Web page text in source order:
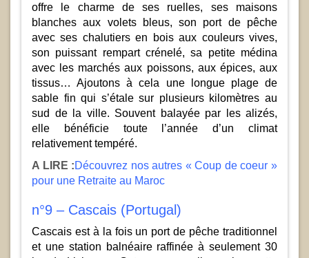
offre le charme de ses ruelles, ses maisons
blanches aux volets bleus, son port de pêche
avec ses chalutiers en bois aux couleurs vives,
son puissant rempart crénelé, sa petite médina
avec les marchés aux poissons, aux épices, aux
tissus… Ajoutons à cela une longue plage de
sable fin qui s’étale sur plusieurs kilomètres au
sud de la ville. Souvent balayée par les alizés,
elle bénéficie toute l’année d’un climat
relativement tempéré.
A LIRE :Découvrez nos autres « Coup de coeur »
pour une Retraite au Maroc
n°9 – Cascais (Portugal)
Cascais est à la fois un port de pêche traditionnel
et une station balnéaire raffinée à seulement 30